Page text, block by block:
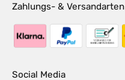
Zahlungs- & Versandarten
Social Media